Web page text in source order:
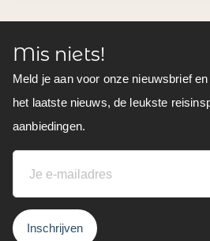
Mis niets!
Meld je aan voor onze nieuwsbrief
het laatste nieuws, de leukste
aanbiedingen.
Inschrijven